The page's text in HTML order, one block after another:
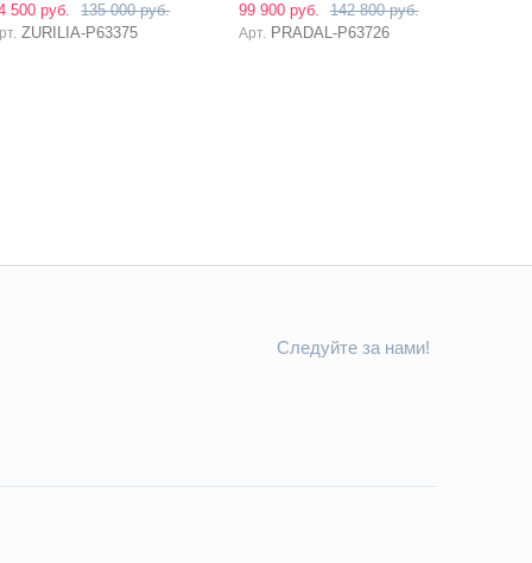
500 руб. 135 000 руб.
ZURILIA-P63375
99 900 руб. 142 800 руб.
Арт.PRADAL-P63726
Следуйте за нами!